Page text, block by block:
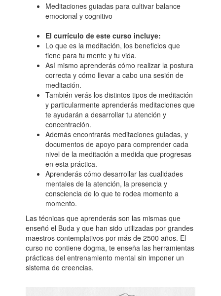
Meditaciones guiadas para cultivar balance
emocional y cognitivo
El currículo de este curso incluye:
Lo que es la meditación, los beneficios que
tiene para tu mente y tu vida.
Así mismo aprenderás cómo realizar la postura
correcta y cómo llevar a cabo una sesión de
meditación.
También verás los distintos tipos de meditación
y particularmente aprenderás meditaciones que
te ayudarán a desarrollar tu atención y
concentración.
Además encontrarás meditaciones guiadas, y
documentos de apoyo para comprender cada
nivel de la meditación a medida que progresas
en esta práctica.
Aprenderás cómo desarrollar las cualidades
mentales de la atención, la presencia y
consciencia de lo que te rodea momento a
momento.
Las técnicas que aprenderás son las mismas que
enseñó el Buda y que han sido utilizadas por grandes
maestros contemplativos por más de 2500 años. El
curso no contiene dogma, te enseña las herramientas
prácticas del entrenamiento mental sin imponer un
sistema de creencias.